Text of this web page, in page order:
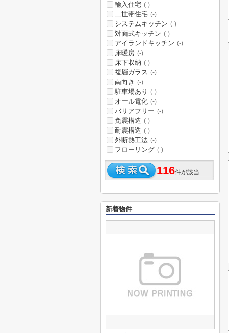
輸入住宅 (-)
二世帯住宅 (-)
システムキッチン (-)
対面式キッチン (-)
アイランドキッチン (-)
床暖房 (-)
床下収納 (-)
複層ガラス (-)
南向き (-)
駐車場あり (-)
オール電化 (-)
バリアフリー (-)
免震構造 (-)
耐震構造 (-)
外断熱工法 (-)
フローリング (-)
116件が該当
新着物件